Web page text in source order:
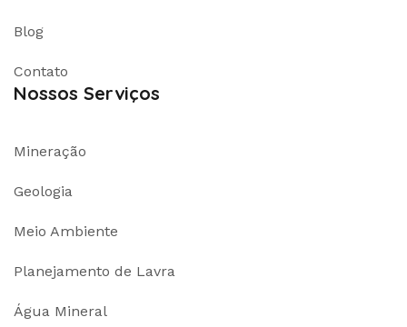
Blog
Contato
Nossos Serviços
Mineração
Geologia
Meio Ambiente
Planejamento de Lavra
Água Mineral